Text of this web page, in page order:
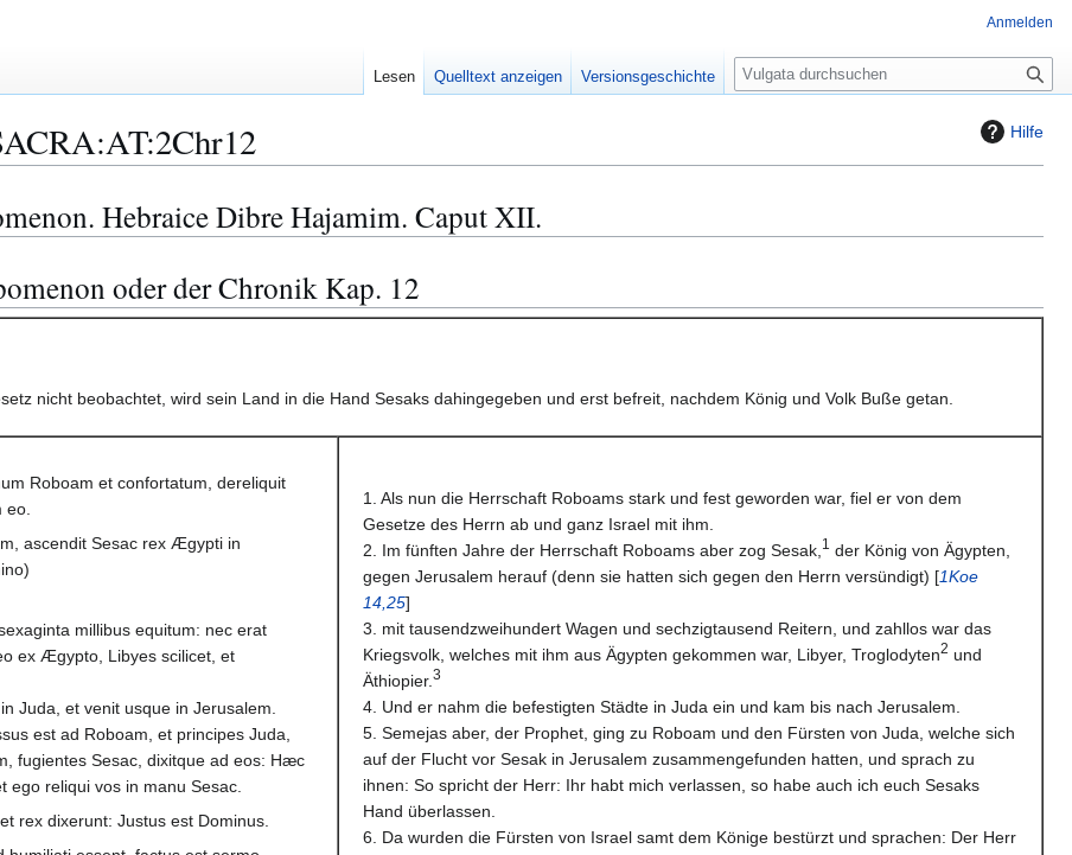
Hilfe
Hebraice Dibre Hajamim. Caput XII.
oder der Chronik Kap. 12
nicht beobachtet, wird sein Land in die Hand Sesaks dahingegeben und erst befreit, nachdem König und Volk Buße getan.
Roboam et confortatum, dereliquit
ascendit Sesac rex Ægypti in
millibus equitum: nec erat
ex Ægypto, Libyes scilicet, et
Juda, et venit usque in Jerusalem.
est ad Roboam, et principes Juda,
fugientes Sesac, dixitque ad eos: Hæc
ego reliqui vos in manu Sesac.
rex dixerunt: Justus est Dominus.
1. Als nun die Herrschaft Roboams stark und fest geworden war, fiel er von dem
Gesetze des Herrn ab und ganz Israel mit ihm.
2. Im fünften Jahre der Herrschaft Roboams aber zog Sesak, 1 der König von Ägypten,
gegen Jerusalem herauf (denn sie hatten sich gegen den Herrn versündigt) [1Koe
14,25]
3. mit tausendzweihundert Wagen und sechzigtausend Reitern, und zahllos war das
Kriegsvolk, welches mit ihm aus Ägypten gekommen war, Libyer, Troglodyten2 und
Äthiopier. 3
4. Und er nahm die befestigten Städte in Juda ein und kam bis nach Jerusalem.
5. Semejas aber, der Prophet, ging zu Roboam und den Fürsten von Juda, welche sich
auf der Flucht vor Sesak in Jerusalem zusammengefunden hatten, und sprach zu
ihnen: So spricht der Herr: Ihr habt mich verlassen, so habe auch ich euch Sesaks
Hand überlassen.
6. Da wurden die Fürsten von Israel samt dem Könige bestürzt und sprachen: Der Herr
Anmelden
Lesen Quelltext anzeigen Versionsgeschichte
S
u
e